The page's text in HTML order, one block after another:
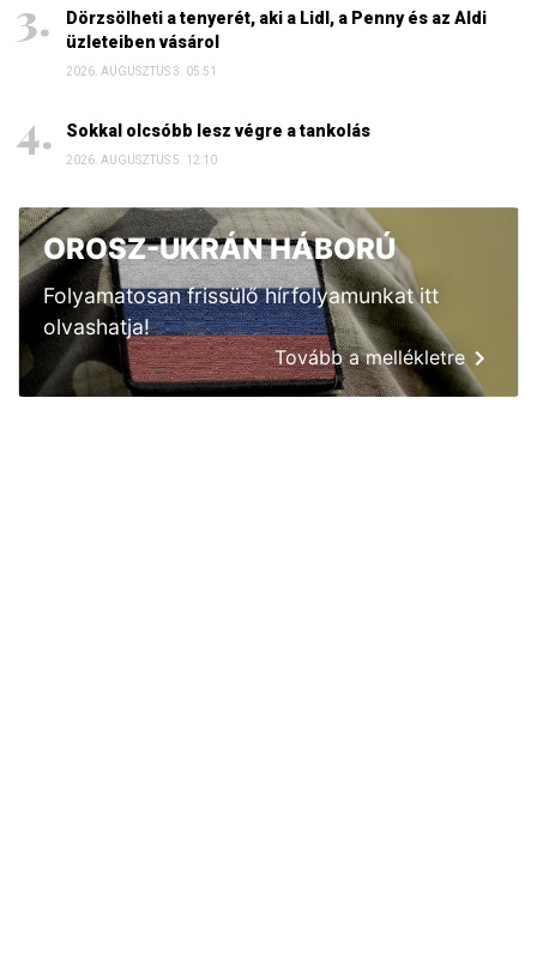
Dörzsölheti a tenyerét, aki a Lidl, a Penny és az Aldi
üzleteiben vásárol
2026. AUGUSZTUS 3. 05:51
Sokkal olcsóbb lesz végre a tankolás
2026. AUGUSZTUS 5. 12:10
OROSZ-UKRÁN HÁBORÚ
Folyamatosan frissülő hírfolyamunkat itt
olvashatja!
Tovább a mellékletre